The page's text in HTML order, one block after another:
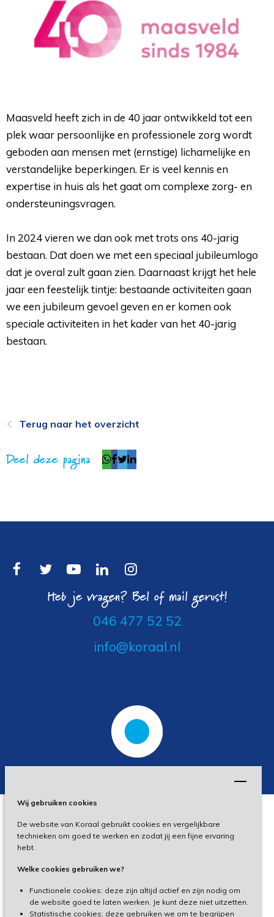
Wij gebruiken cookies
De website van Koraal gebruikt cookies en vergelijkbare
technieken om goed te werken en zodat jij een fijne ervaring
hebt.
Welke cookies gebruiken we?
Functionele cookies: deze zijn altijd actief en zijn nodig om
de website goed te laten werken. Je kunt deze niet uitzetten.
Statistische cookies: deze gebruiken we om te begrijpen
Maasveld heeft zich in de 40 jaar ontwikkeld tot een
plek waar persoonlijke en professionele zorg wordt
geboden aan mensen met (ernstige) lichamelijke en
verstandelijke beperkingen. Er is veel kennis en
expertise in huis als het gaat om complexe zorg- en
ondersteuningsvragen.
In 2024 vieren we dan ook met trots ons 40-jarig
bestaan. Dat doen we met een speciaal jubileumlogo
dat je overal zult gaan zien. Daarnaast krijgt het hele
jaar een feestelijk tintje: bestaande activiteiten gaan
we een jubileum gevoel geven en er komen ook
speciale activiteiten in het kader van het 40-jarig
bestaan.
Terug naar het overzicht
Deel deze pagina
Heb je vragen? Bel of mail gerust!
046 477 52 52
info@koraal.nl
Privacy
Toegankelijkheid